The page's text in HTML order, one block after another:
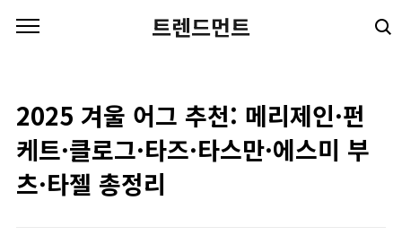
트렌드먼트
2025 겨울 어그 추천: 메리제인·펀
케트·클로그·타즈·타스만·에스미 부
츠·타젤 총정리